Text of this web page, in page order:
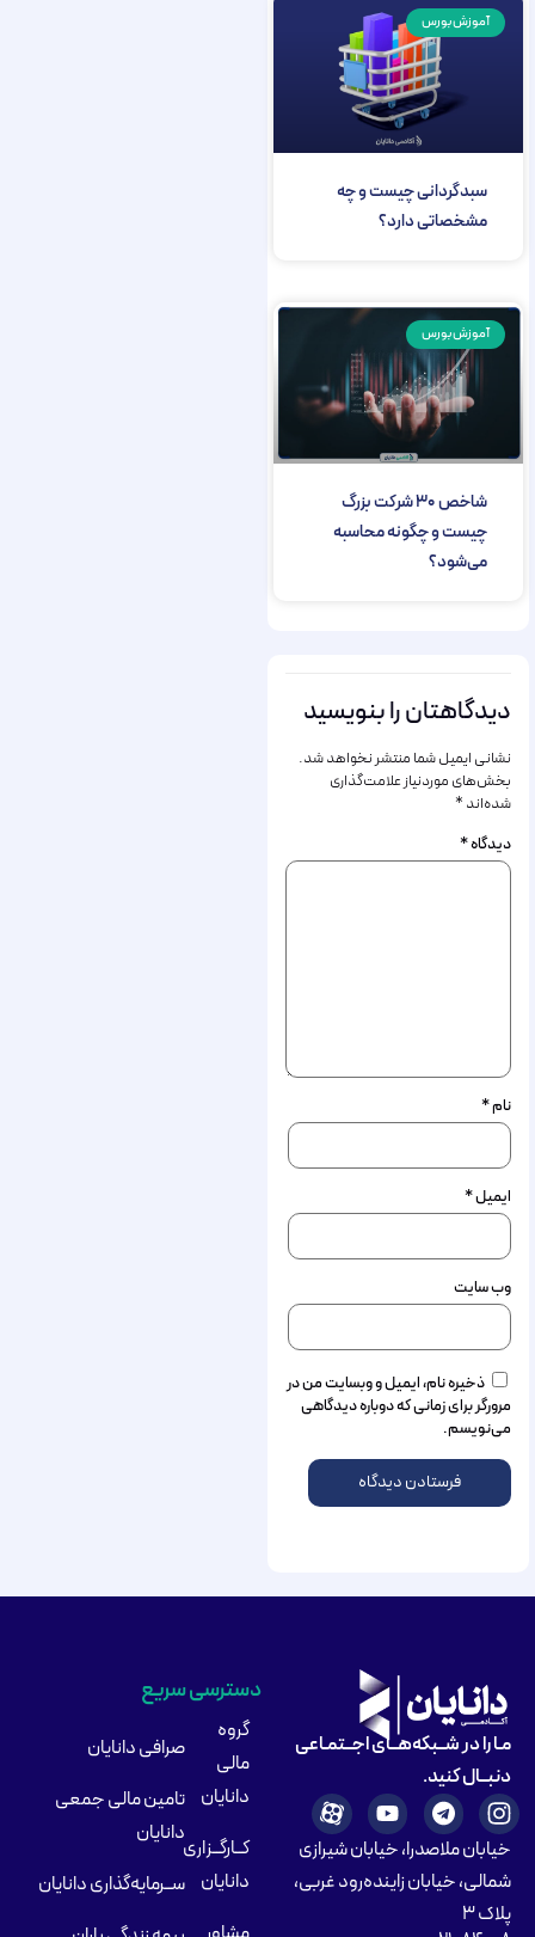
آموزش بورس
سبدگردانی چیست و چه
مشخصاتی دارد؟
آموزش بورس
شاخص ۳۰ شرکت بزرگ
چیست و چگونه محاسبه
می‌شود؟
دیدگاهتان را بنویسید
نشانی ایمیل شما منتشر نخواهد شد.
بخش‌های موردنیاز علامت‌گذاری
شده‌اند *
دیدگاه*
نام*
ایمیل*
وب‌ سایت
ذخیره نام، ایمیل و وبسایت من در
مرورگر برای زمانی که دوباره دیدگاهی
می‌نویسم.
مـا را در شــبکه‌هــای اجــتمـاعی
دنبــال کنید.
خیابان ملاصدرا، خیابان شیرازی
شمالی، خیابان زاینده‌رود غربی،
پلاک ۳
دسترسی سریع
گروه
مالی
دانایان
کــارگــزاری
دانایان
صرافی دانایان
تامین مالی جمعی
دانایان
ســرمایه‌گذاری دانایان